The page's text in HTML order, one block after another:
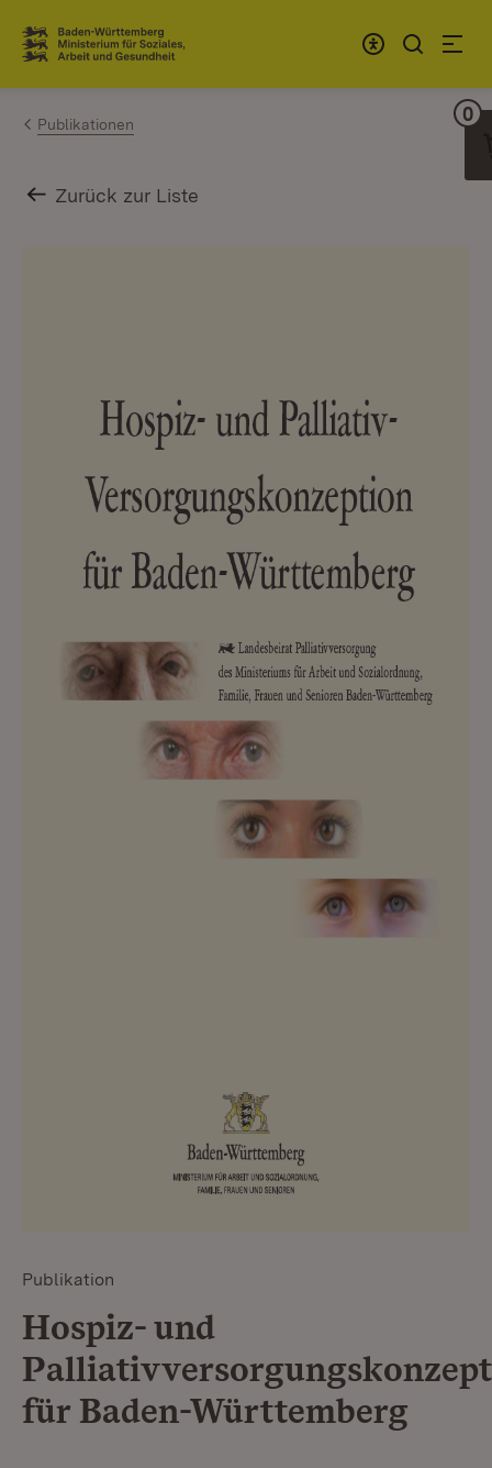
Zum Inhalt springen
Link zur Startseite
Publikationen
Zurück zur Liste
Publikation
Hospiz- und
für Baden-Württemberg
0